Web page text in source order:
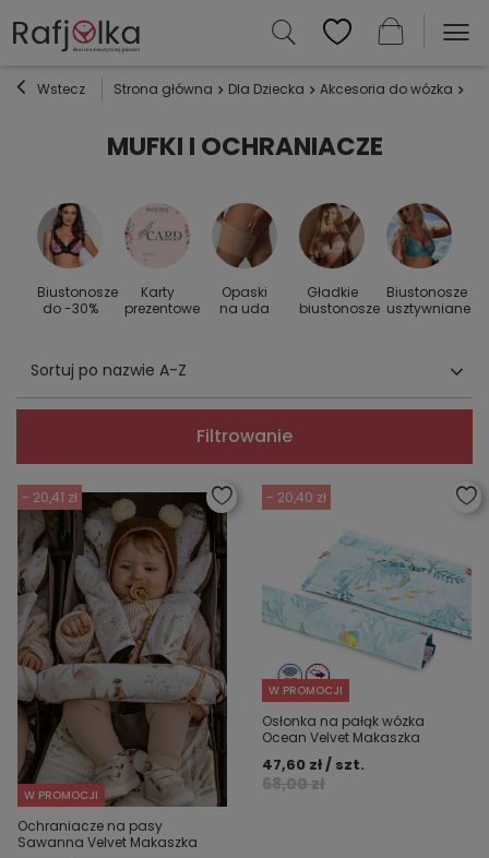
Wstecz Strona główna Dla Dziecka Akcesoria do wózka
MUFKI I OCHRANIACZE
Biustonosze
do -30%
Karty
prezentowe
Opaski
na uda
Gładkie
biustonosze
Biustonosze
usztywniane
Sortuj po nazwie A-Z
Filtrowanie
- 20,41 zł
W PROMOCJI
Ochraniacze na pasy
Sawanna Velvet Makaszka
- 20,40 zł
W PROMOCJI
Osłonka na pałąk wózka
Ocean Velvet Makaszka
68,00 zł
47,60 zł / szt.